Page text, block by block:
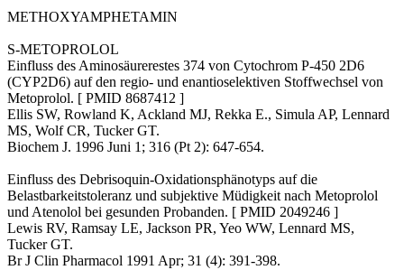
METHOXYAMPHETAMIN
S-METOPROLOL
Einfluss des Aminosäurerestes 374 von Cytochrom P-450 2D6
(CYP2D6) auf den regio- und enantioselektiven Stoffwechsel von
Metoprolol. [ PMID 8687412 ]
Ellis SW, Rowland K, Ackland MJ, Rekka E., Simula AP, Lennard
MS, Wolf CR, Tucker GT.
Biochem J. 1996 Juni 1; 316 (Pt 2): 647-654.
Einfluss des Debrisoquin-Oxidationsphänotyps auf die
Belastbarkeitstoleranz und subjektive Müdigkeit nach Metoprolol
und Atenolol bei gesunden Probanden. [ PMID 2049246 ]
Lewis RV, Ramsay LE, Jackson PR, Yeo WW, Lennard MS,
Tucker GT.
Br J Clin Pharmacol 1991 Apr; 31 (4): 391-398.